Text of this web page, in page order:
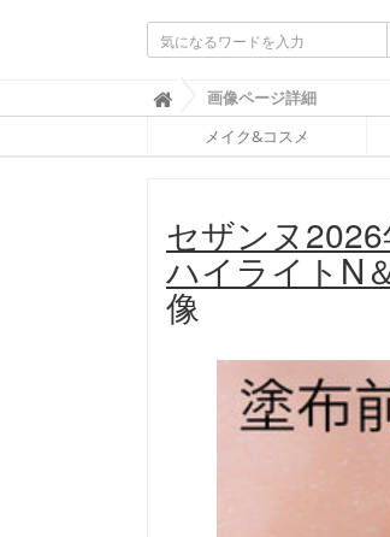
ふ
ぉ
ち
F
O
R
T
画像ページ詳細
メイク&コスメ
セザンヌ
ハイライトN
像